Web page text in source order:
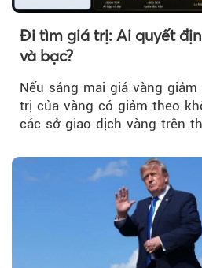
Đi tìm giá trị: Ai quyết
và bạc?
Nếu sáng mai giá vàng
trị của vàng có giảm theo
các sở giao dịch vàng trên